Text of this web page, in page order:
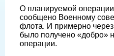
О планируемой
сообщено Военному
флота. И примерно
было получено «добро»
операции.